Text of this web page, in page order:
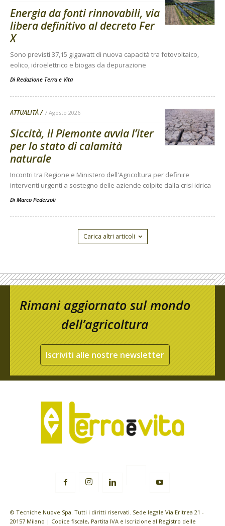
Energia da fonti rinnovabili, via
libera definitivo al decreto Fer
X
Sono previsti 37,15 gigawatt di nuova capacità tra fotovoltaico,
eolico, idroelettrico e biogas da depurazione
Di Redazione Terra e Vita
ATTUALITÀ 7 Agosto 2026
Siccità, il Piemonte avvia l’iter
per lo stato di calamità
naturale
Incontri tra Regione e Ministero dell'Agricoltura per definire
interventi urgenti a sostegno delle aziende colpite dalla crisi idrica
Di Marco Pederzoli
Carica altri articoli
Rimani aggiornato sul mondo
dell’agricoltura
Iscriviti alle nostre newsletter
© Tecniche Nuove Spa. Tutti i diritti riservati. Sede legale Via Eritrea 21 -
20157 Milano | Codice fiscale, Partita IVA e Iscrizione al Registro delle